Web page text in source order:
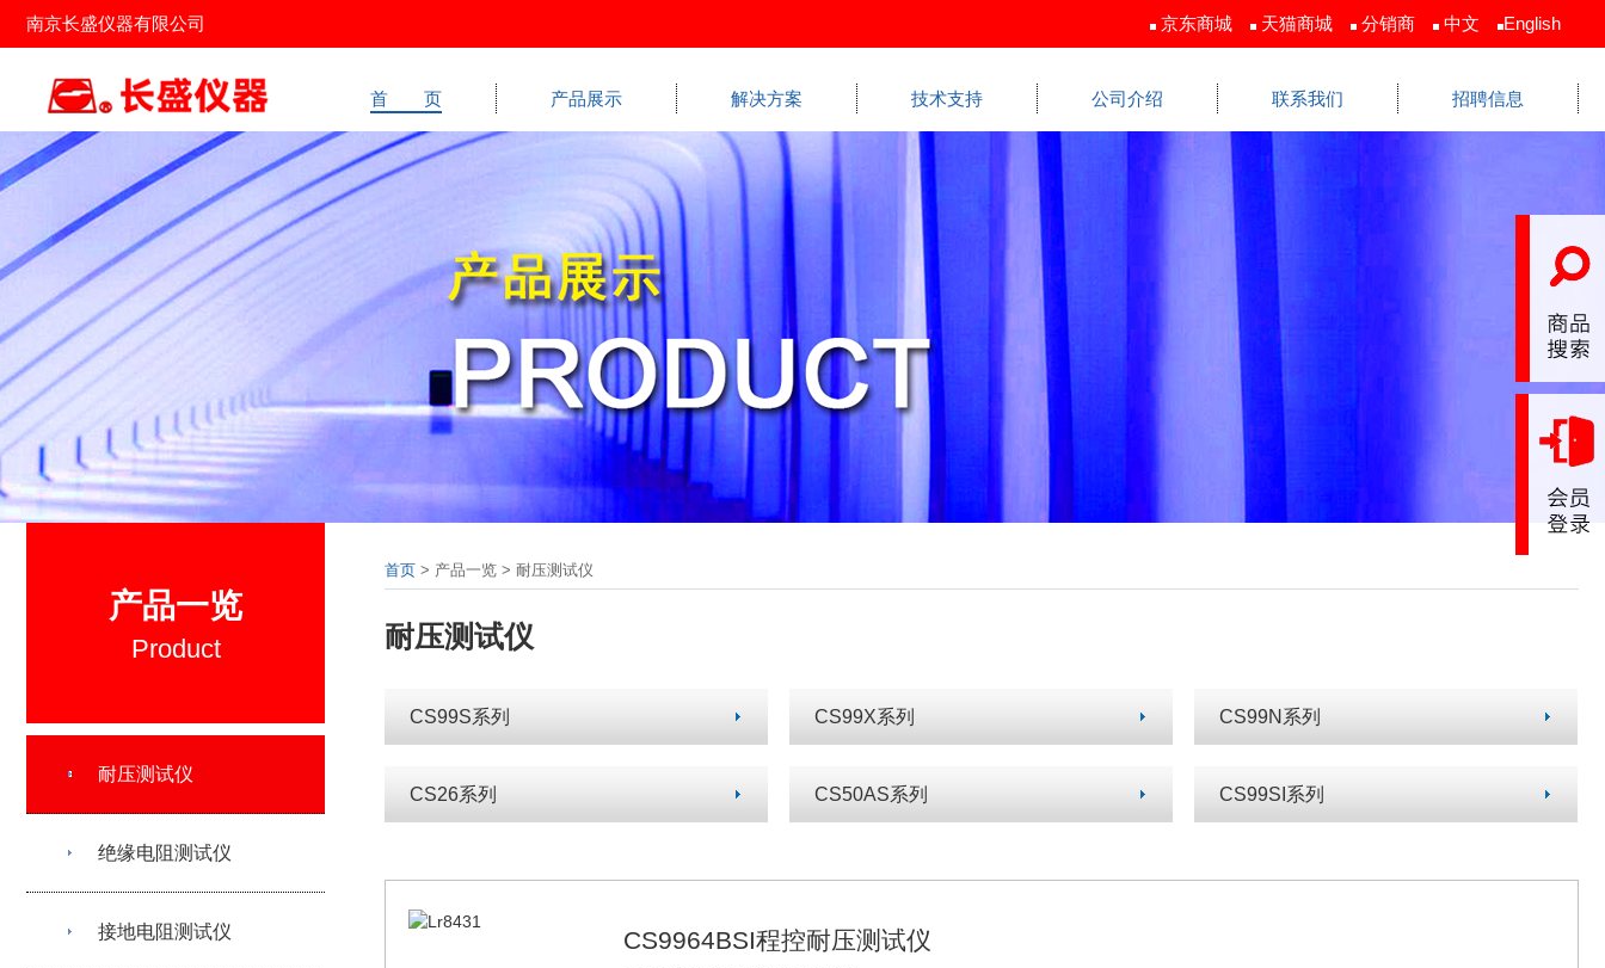
南京长盛仪器有限公司 京东商城 天猫商城 分销商 中文 English
首 页 产品展示 解决方案 技术支持 公司介绍 联系我们 招聘信息
产品一览
Product
耐压测试仪
绝缘电阻测试仪
接地电阻测试仪
首页 > 产品一览 > 耐压测试仪
耐压测试仪
CS99S系列 CS99X系列 CS99N系列
CS26系列 CS50AS系列 CS99SI系列
CS9964BSI程控耐压测试仪